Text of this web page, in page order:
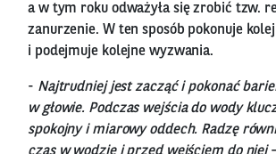
a w tym roku odważyła się zrobić tzw.
zanurzenie. W ten sposób pokonuje
i podejmuje kolejne wyzwania.
- Najtrudniej jest zacząć i pokonać
w głowie. Podczas wejścia do wody
spokojny i miarowy oddech. Radzę